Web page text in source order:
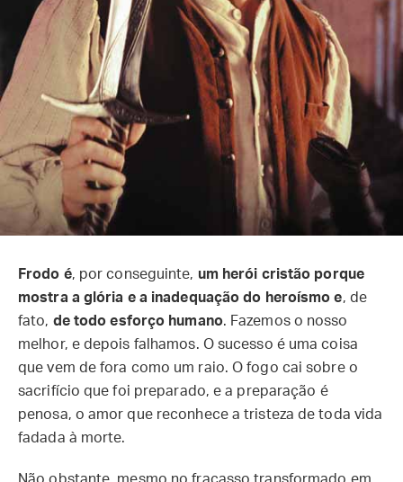
Frodo é, por conseguinte, um herói cristão porque
mostra a glória e a inadequação do heroísmo e, de
fato, de todo esforço humano. Fazemos o nosso
melhor, e depois falhamos. O sucesso é uma coisa
que vem de fora como um raio. O fogo cai sobre o
sacrifício que foi preparado, e a preparação é
penosa, o amor que reconhece a tristeza de toda vida
fadada à morte.